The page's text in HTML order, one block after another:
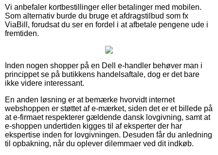
Vi anbefaler kortbestillinger eller betalinger med mobilen.
Som alternativ burde du bruge et afdragstilbud som fx
ViaBill, forudsat du ser en fordel i at afbetale pengene ude i
fremtiden.
Inden nogen shopper på en Dell e-handler behøver man i
princippet se på butikkens handelsaftale, dog er det bare
ikke videre interessant.
En anden løsning er at bemærke hvorvidt internet
webshoppen er støttet af e-mærket, siden det er et billede på
at e-firmaet respekterer gældende dansk lovgivning, samt at
e-shoppen undertiden kigges til af eksperter der har
ekspertise inden for lovgivningen. Desuden får du anledning
til opbakning, når du oplever dilemmaer ved dit indkøb.